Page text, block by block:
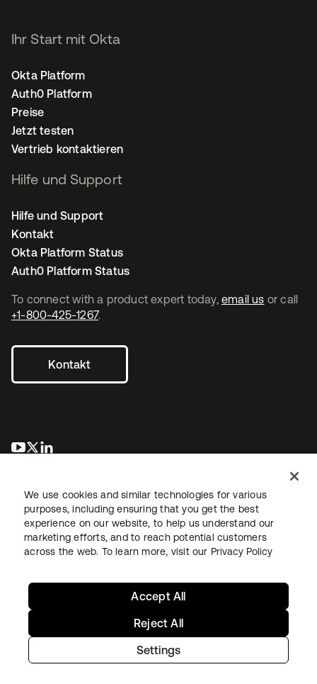
To connect with a product expert today, email us or call
+1-800-425-1267.
Kontakt
wird in einer neuen Registerkarte geöffnet
wird in einer neuen Registerkarte geöffnet
Ihr Start mit Okta
Okta Platform
Auth0 Platform
Preise
Jetzt testen
Vertrieb kontaktieren
Hilfe und Support
Hilfe und Support
Kontakt
Okta Platform Status
Auth0 Platform Status
RechtDatenschutzrichtlinieNutzungsbedingungenSicherheit
Copyright © 2026 Okta. Alle Rechte vorbehalten.
We use cookies and similar technologies for various
purposes, including ensuring that you get the best
experience on our website, to help us understand our
marketing efforts, and to reach potential customers
across the web. To learn more, visit our Privacy Policy
Settings
Reject All
Accept All